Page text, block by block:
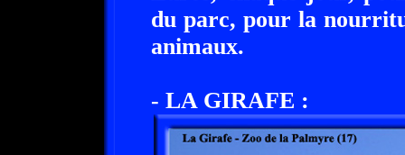
du parc, pour la
animaux.
- LA GIRAFE :